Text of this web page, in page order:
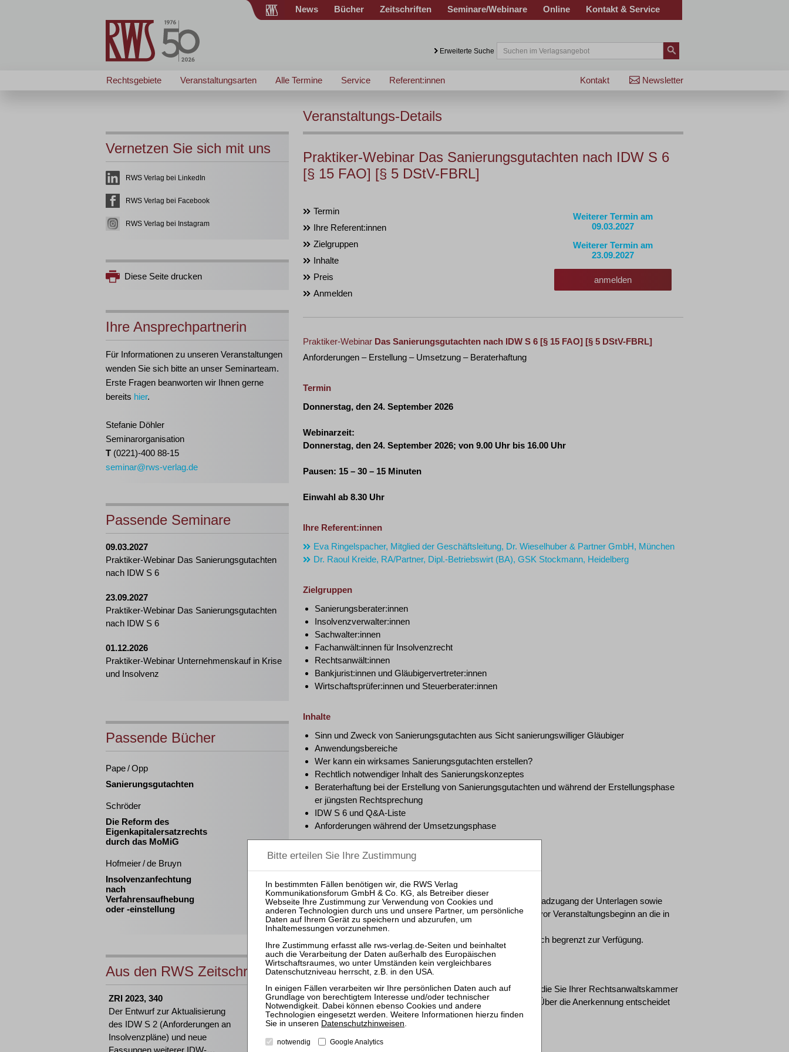
News Bücher Zeitschriften Seminare/Webinare Online Kontakt & Service
Erweiterte Suche
Rechtsgebiete Veranstaltungsarten Alle Termine Service Referent:innen Newsletter
Kontakt
Vernetzen Sie sich mit uns
RWS Verlag bei LinkedIn
RWS Verlag bei Facebook
RWS Verlag bei Instagram
Diese Seite drucken
Ihre Ansprechpartnerin
Für Informationen zu unseren Veranstaltungen
wenden Sie sich bitte an unser Seminarteam.
Erste Fragen beanworten wir Ihnen gerne
bereits hier.
Stefanie Döhler
Seminarorganisation
T (0221)-400 88-15
seminar@rws-verlag.de
Passende Seminare
09.03.2027
Praktiker-Webinar Das Sanierungsgutachten
nach IDW S 6
23.09.2027
Praktiker-Webinar Das Sanierungsgutachten
nach IDW S 6
01.12.2026
Praktiker-Webinar Unternehmenskauf in Krise
und Insolvenz
Passende Bücher
Pape / Opp
Sanierungsgutachten
Schröder
Die Reform des
Eigenkapitalersatzrechts
durch das MoMiG
Hofmeier / de Bruyn
Insolvenzanfechtung
nach
Verfahrensaufhebung
oder -einstellung
Aus den RWS Zeitschriften
ZRI 2023, 340
Der Entwurf zur Aktualisierung
des IDW S 2 (Anforderungen an
Insolvenzpläne) und neue
Fassungen weiterer IDW-
Veranstaltungs-Details
Praktiker-Webinar Das Sanierungsgutachten nach IDW S 6
[§ 15 FAO] [§ 5 DStV-FBRL]
Termin
Ihre Referent:innen
Zielgruppen
Inhalte
Preis
Anmelden
Weiterer Termin am
09.03.2027
Weiterer Termin am
23.09.2027
anmelden
Praktiker-Webinar Das Sanierungsgutachten nach IDW S 6 [§ 15 FAO] [§ 5 DStV-FBRL]
Anforderungen – Erstellung – Umsetzung – Beraterhaftung
Termin
Donnerstag, den 24. September 2026
Webinarzeit:
Donnerstag, den 24. September 2026; von 9.00 Uhr bis 16.00 Uhr
Pausen: 15 – 30 – 15 Minuten
Einwahl ab 8.30 Uhr
Ihre Referent:innen
Eva Ringelspacher, Mitglied der Geschäftsleitung, Dr. Wieselhuber & Partner GmbH, München
Dr. Raoul Kreide, RA/Partner, Dipl.-Betriebswirt (BA), GSK Stockmann, Heidelberg
Zielgruppen
Sanierungsberater:innen
Insolvenzverwalter:innen
Sachwalter:innen
Fachanwält:innen für Insolvenzrecht
Rechtsanwält:innen
Bankjurist:innen und Gläubigervertreter:innen
Wirtschaftsprüfer:innen und Steuerberater:innen
Inhalte
Sinn und Zweck von Sanierungsgutachten aus Sicht sanierungswilliger Gläubiger
Anwendungsbereiche
Wer kann ein wirksames Sanierungsgutachten erstellen?
Rechtlich notwendiger Inhalt des Sanierungskonzeptes
Beraterhaftung bei der Erstellung von Sanierungsgutachten und während der Erstellungsphase
er jüngsten Rechtsprechung
IDW S 6 und Q&A-Liste
Anforderungen während der Umsetzungsphase
Kosten
inkl. Teilnahmeunterlagen zum Download
Eine Anleitung zur Teilnahme am Webinar, Codes zum Downloadzugang der Unterlagen sowie
weitere Informationen erhalten Sie ca. zwei bis drei Werktage vor Veranstaltungsbeginn an die in
der Kontaktadresse angegebene E-Mail-Adresse.
Die Teilnahmeunterlagen stellen wir Ihnen zum Download zeitlich begrenzt zur Verfügung.
§ 15 FAO
Sie erhalten eine Teilnahmebescheinigung über 6 Zeitstunden, die Sie Ihrer Rechtsanwaltskammer
als Fortbildungsnachweis gemäß § 15 FAO vorlegen können. Über die Anerkennung entscheidet
Ihre Rechtsanwaltskammer.
§ 5 DStV-FBRL
Datenschutzhinweisen.
notwendig Google Analytics